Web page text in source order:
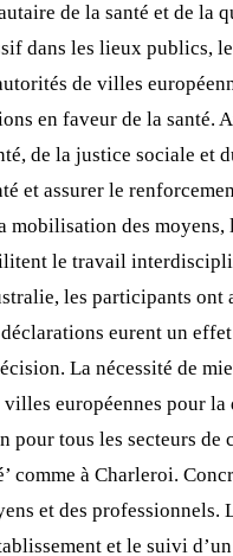
de la santé et de
dans les lieux publics,
de villes
en faveur de la santé.
de la justice sociale
et assurer le
des
le travail
les participants
eurent un
La nécessité de
européennes pour
pour tous les secteurs
comme à Charleroi.
et des
et le suivi